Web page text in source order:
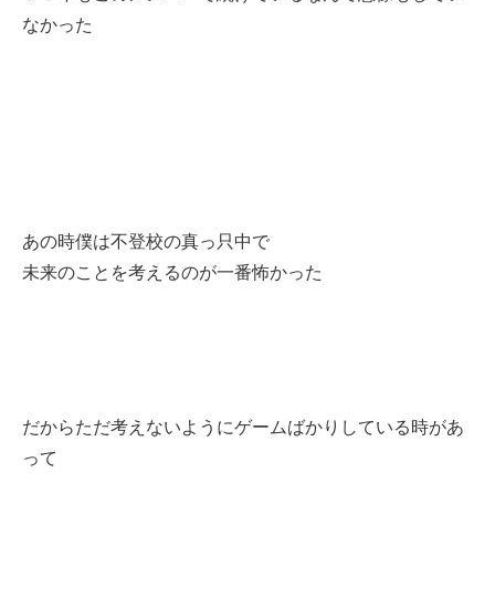
なかった
あの時僕は不登校の真っ只中で
未来のことを考えるのが一番怖かった
だからただ考えないようにゲームばかりしている時があ
って